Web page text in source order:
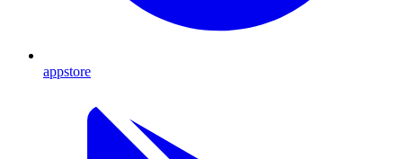
appstore